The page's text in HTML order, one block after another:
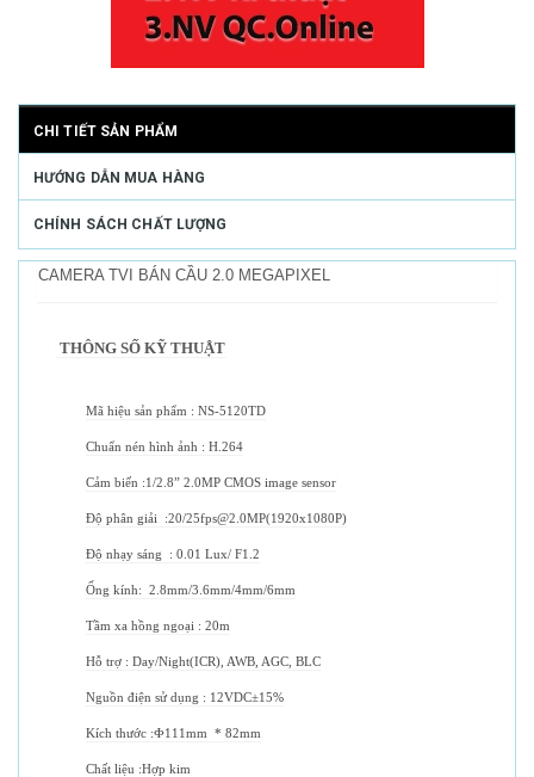
CHI TIẾT SẢN PHẨM
HƯỚNG DẪN MUA HÀNG
CHÍNH SÁCH CHẤT LƯỢNG
CAMERA TVI BÁN CẦU 2.0 MEGAPIXEL
THÔNG SỐ KỸ THUẬT
Mã hiệu sản phẩm : NS-5120TD
Chuẩn nén hình ảnh : H.264
Cảm biến :1/2.8” 2.0MP CMOS image sensor
Độ phân giải :20/25fps@2.0MP(1920x1080P)
Độ nhạy sáng : 0.01 Lux/ F1.2
Ống kính: 2.8mm/3.6mm/4mm/6mm
Tầm xa hồng ngoại : 20m
Hỗ trợ : Day/Night(ICR), AWB, AGC, BLC
Nguồn điện sử dụng : 12VDC±15%
Kích thước :Ф111mm * 82mm
Chất liệu :Hợp kim